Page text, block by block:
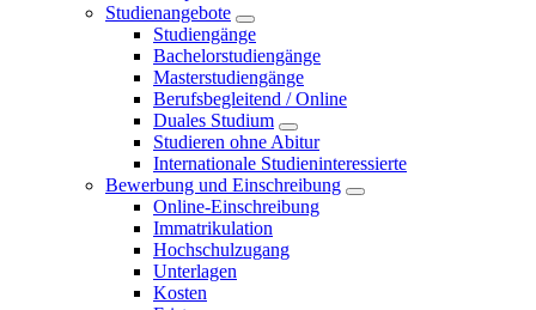
Studienangebote
Studiengänge
Bachelorstudiengänge
Masterstudiengänge
Berufsbegleitend / Online
Duales Studium
Studieren ohne Abitur
Internationale Studieninteressierte
Bewerbung und Einschreibung
Online-Einschreibung
Immatrikulation
Hochschulzugang
Unterlagen
Kosten